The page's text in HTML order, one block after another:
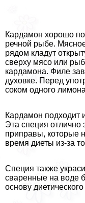
Кардамон хорошо
речной рыбе.
рядом кладут
сверху мясо или
кардамона. Филе
духовке. Перед
соком одного
Кардамон подходит
Эта специя отлично
приправы, которые
время диеты из-за
Специя также
сваренные на воде
основу